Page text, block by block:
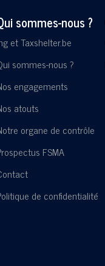
sommes-nous ?
et Taxshelter.be
sommes-nous ?
engagements
atouts
organe de contrôle
FSMA
de confidentialité